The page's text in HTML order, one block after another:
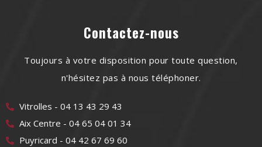
Contactez-nous
Toujours à votre disposition pour toute question,
n'hésitez pas à nous téléphoner.
Vitrolles - 04 13 43 29 43
Aix Centre - 04 65 04 01 34
Puyricard - 04 42 67 69 60